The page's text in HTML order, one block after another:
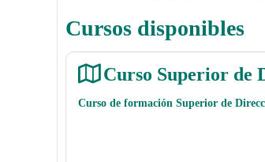
Cursos disponibles
Curso Superior de
Curso de formación Superior de